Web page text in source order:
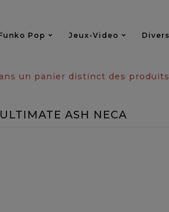
Pop Jeux-Video Divers
un panier distinct des
ASH NECA